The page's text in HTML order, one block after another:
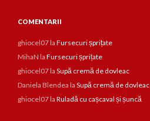
COMENTARII
ghiocel07la Fursecuri șprițate
MihaN la Fursecuri șprițate
ghiocel07la Supă cremă de dovleac
Daniela Blendea la Supă cremă de dovleac
ghiocel07la Ruladă cu cașcaval și șuncă